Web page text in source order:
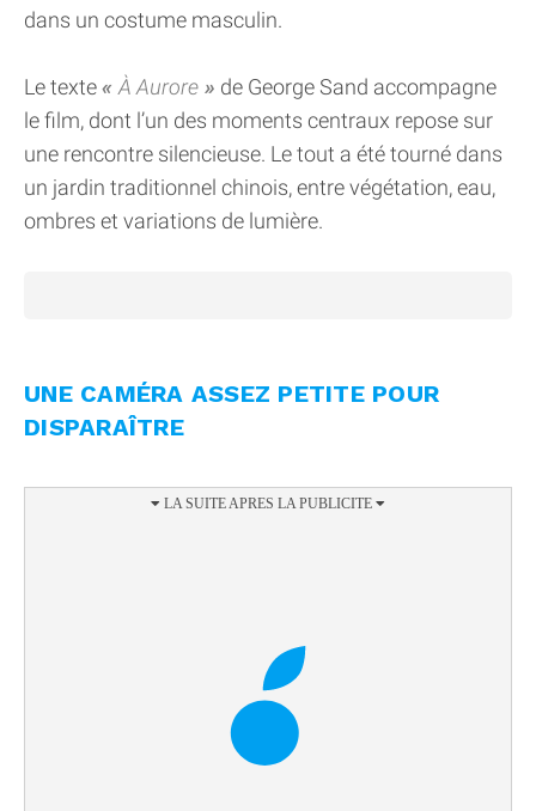
dans un costume masculin.
Le texte À Aurore
de George Sand accompagne
le film, dont l’un des moments centraux repose sur
une rencontre silencieuse. Le tout a été tourné dans
un jardin traditionnel chinois, entre végétation, eau,
ombres et variations de lumière.
UNE CAMÉRA ASSEZ PETITE POUR
DISPARAÎTRE